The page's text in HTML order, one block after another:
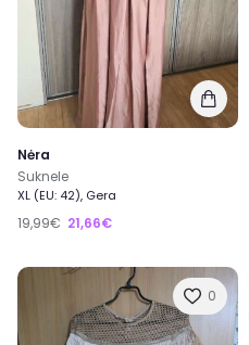
Nėra
Suknele
XL (EU: 42), Gera
19,99€ 21,66€
0